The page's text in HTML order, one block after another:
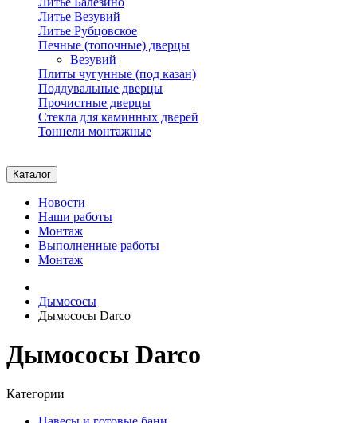
Литье Везувий
Литье Рубцовское
Печные (топочные) дверцы
Везувий
Плиты чугунные (под казан)
Поддувальные дверцы
Прочистные дверцы
Стекла для каминных дверей
Тоннели монтажные
Каталог
Новости
Наши работы
Монтаж
Выполненные работы
Монтаж
Дымососы
Дымососы Darco
Дымососы Darco
Категории